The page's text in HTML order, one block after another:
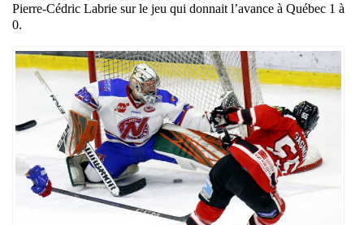
Pierre-Cédric Labrie sur le jeu qui donnait l’avance à Québec 1 à
0.